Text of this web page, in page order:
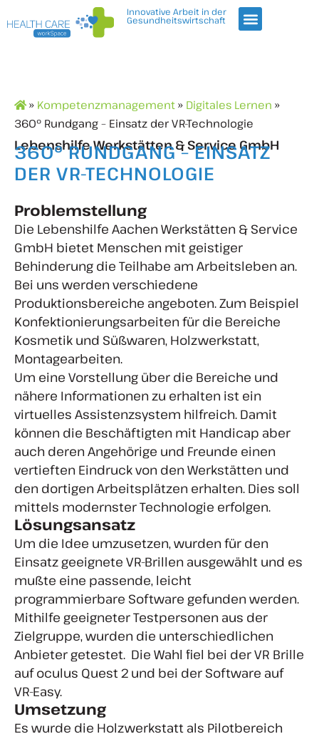
Innovative Arbeit in der
Gesundheitswirtschaft
» Kompetenzmanagement » Digitales Lernen »
360° Rundgang – Einsatz der VR-Technologie
Lebenshilfe Werkstätten & Service GmbH
360° RUNDGANG – EINSATZ
DER VR-TECHNOLOGIE
Problemstellung
Die Lebenshilfe Aachen Werkstätten & Service
GmbH bietet Menschen mit geistiger
Behinderung die Teilhabe am Arbeitsleben an.
Bei uns werden verschiedene
Produktionsbereiche angeboten. Zum Beispiel
Konfektionierungsarbeiten für die Bereiche
Kosmetik und Süßwaren, Holzwerkstatt,
Montagearbeiten.
Um eine Vorstellung über die Bereiche und
nähere Informationen zu erhalten ist ein
virtuelles Assistenzsystem hilfreich. Damit
können die Beschäftigten mit Handicap aber
auch deren Angehörige und Freunde einen
vertieften Eindruck von den Werkstätten und
den dortigen Arbeitsplätzen erhalten. Dies soll
mittels modernster Technologie erfolgen.
Lösungsansatz
Um die Idee umzusetzen, wurden für den
Einsatz geeignete VR-Brillen ausgewählt und es
mußte eine passende, leicht
programmierbare Software gefunden werden.
Mithilfe geeigneter Testpersonen aus der
Zielgruppe, wurden die unterschiedlichen
Anbieter getestet. Die Wahl fiel bei der VR Brille
auf oculus Quest 2 und bei der Software auf
VR-Easy.
Umsetzung
Es wurde die Holzwerkstatt als Pilotbereich